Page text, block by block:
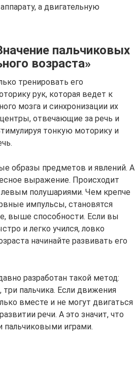
а двигательную
пальчиковых
возраста»
тренировать его
рук, которая ведет к
мозга и синхронизации их
отвечающие за речь и
тонкую моторику и
образы предметов и явлений. А
выражение. Происходит
полушариями. Чем крепче
импульсы, становятся
выше способности. Если вы
и легко учился, ловко
начинайте развивать его
разработан такой метод:
три пальчика. Если движения
вместе и не могут двигаться
речи. А это значит, что
пальчиковыми играми.